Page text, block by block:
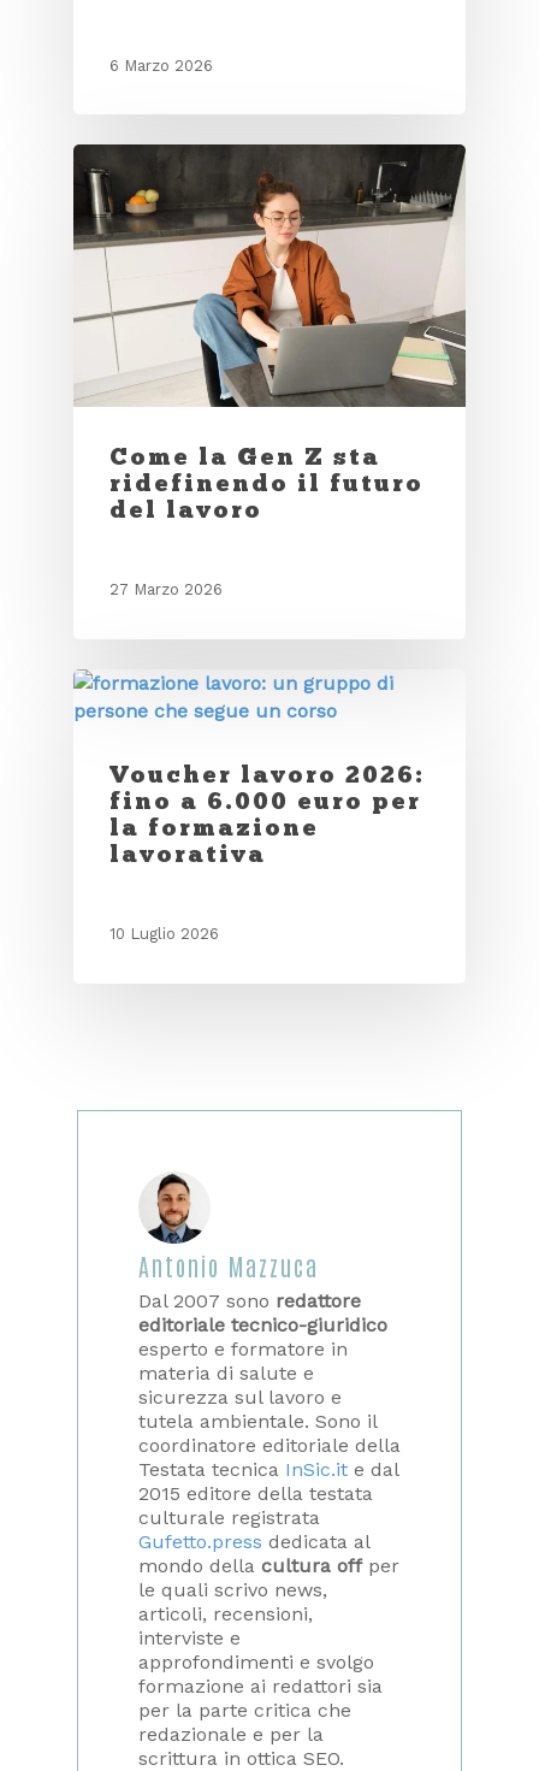
6 Marzo 2026
Come la Gen Z sta
ridefinendo il futuro
del lavoro
27 Marzo 2026
Voucher lavoro 2026:
fino a 6.000 euro per
la formazione
lavorativa
10 Luglio 2026
Antonio Mazzuca
Dal 2007 sono redattore
editoriale tecnico-giuridico
esperto e formatore in
materia di salute e
sicurezza sul lavoro e
tutela ambientale. Sono il
coordinatore editoriale della
Testata tecnica InSic.it e dal
2015 editore della testata
culturale registrata
Gufetto.press dedicata al
mondo della cultura offper
le quali scrivo news,
articoli, recensioni,
interviste e
approfondimenti e svolgo
formazione ai redattori sia
per la parte critica che
redazionale e per la
scrittura in ottica SEO.